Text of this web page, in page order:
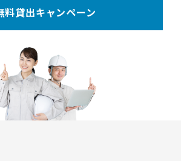
料貸出キャンペーン